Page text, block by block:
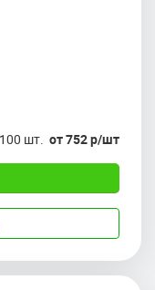
100 шт. от 752 р/шт